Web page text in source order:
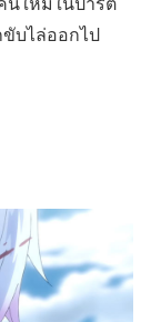
บไล่ออกไป